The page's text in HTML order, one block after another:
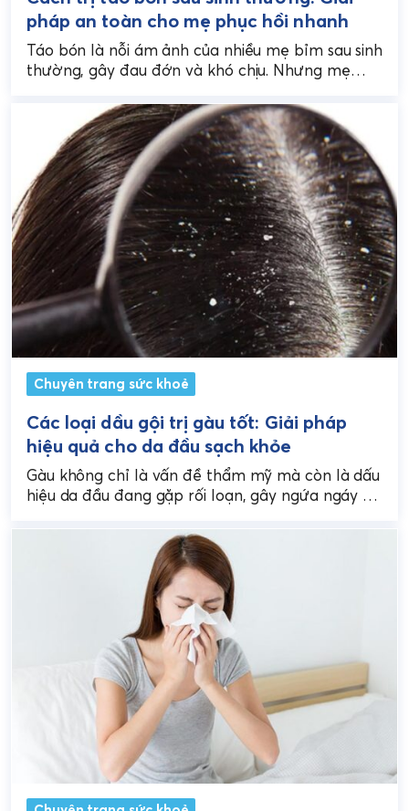
pháp an toàn cho mẹ phục hồi nhanh
Táo bón là nỗi ám ảnh của nhiều mẹ bỉm sau sinh
thường, gây đau đớn và khó chịu. Nhưng mẹ
Chuyên trang sức khoẻ
Các loại dầu gội trị gàu tốt: Giải pháp
hiệu quả cho da đầu sạch khỏe
Gàu không chỉ là vấn đề thẩm mỹ mà còn là dấu
hiệu da đầu đang gặp rối loạn, gây ngứa ngáy và